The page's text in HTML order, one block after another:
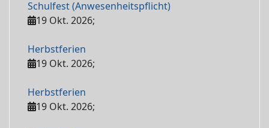
Schulfest (Anwesenheitspflicht)
19 Okt. 2026;
Herbstferien
19 Okt. 2026;
Herbstferien
19 Okt. 2026;